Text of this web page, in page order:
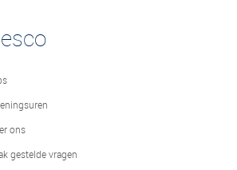
ons
gestelde vragen